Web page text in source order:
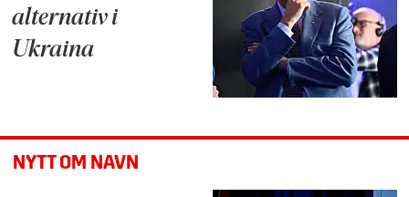
alternativ i
Ukraina
NYTT OM NAVN